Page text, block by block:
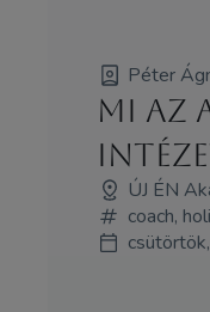
Péter
Mi az
ÚJ ÉN
coach,